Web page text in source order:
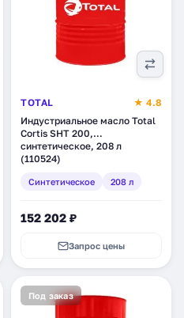
TOTAL
★ 4.8
Индустриальное масло Total
Cortis SHT 200,
синтетическое, 208 л
(110524)
Синтетическое 208 л
152 202 ₽
Запрос цены
Под заказ